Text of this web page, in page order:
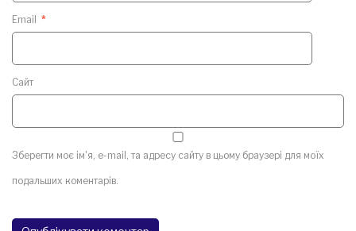
Email *
Сайт
Зберегти моє ім'я, e-mail, та адресу сайту в цьому браузері для моїх
подальших коментарів.